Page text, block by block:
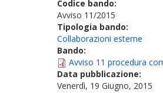
Codice bando:
Avviso 11/2015
Tipologia bando:
Collaborazioni esterne
Bando:
Avviso 11 procedura
Data pubblicazione:
Venerdì, 19 Giugno, 2015